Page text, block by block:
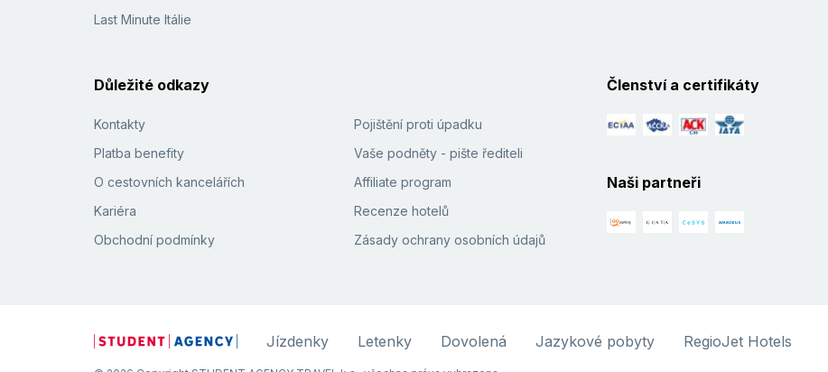
Last Minute Itálie
Důležité odkazy
Kontakty
Platba benefity
O cestovních kancelářích
Kariéra
Obchodní podmínky
Pojištění proti úpadku
Vaše podněty - pište řediteli
Affiliate program
Recenze hotelů
Zásady ochrany osobních údajů
Členství a certifikáty
Naši partneři
Jízdenky Letenky Dovolená Jazykové pobyty RegioJet Hotels